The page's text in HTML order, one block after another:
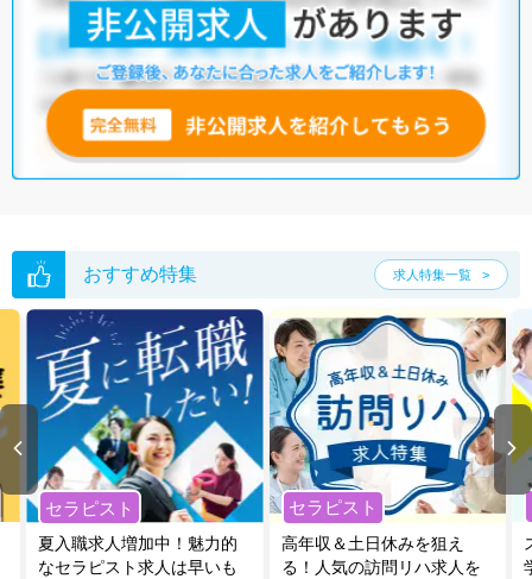
おすすめ特集 求人特集一覧
セラピスト
夏入職求人増加中！魅力的
なセラピスト求人は早いも
セラピスト
高年収＆土日休みを狙え
る！人気の訪問リハ求人を